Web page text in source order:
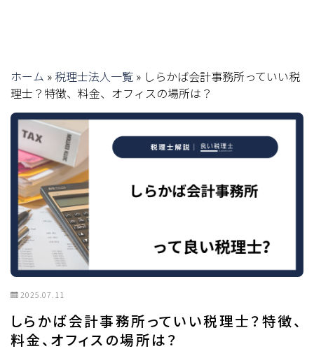
ホーム » 税理士法人一覧 » しらかば会計事務所っていい税
理士？特徴、料金、オフィスの場所は？
2025.07.11
しらかば会計事務所っていい税理士？特徴、
料金、オフィスの場所は？